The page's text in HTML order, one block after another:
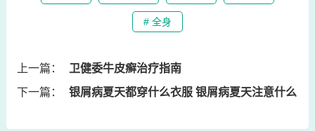
# 全身
上一篇：
卫健委牛皮癣治疗指南
下一篇：
银屑病夏天都穿什么衣服 银屑病夏天注意什么